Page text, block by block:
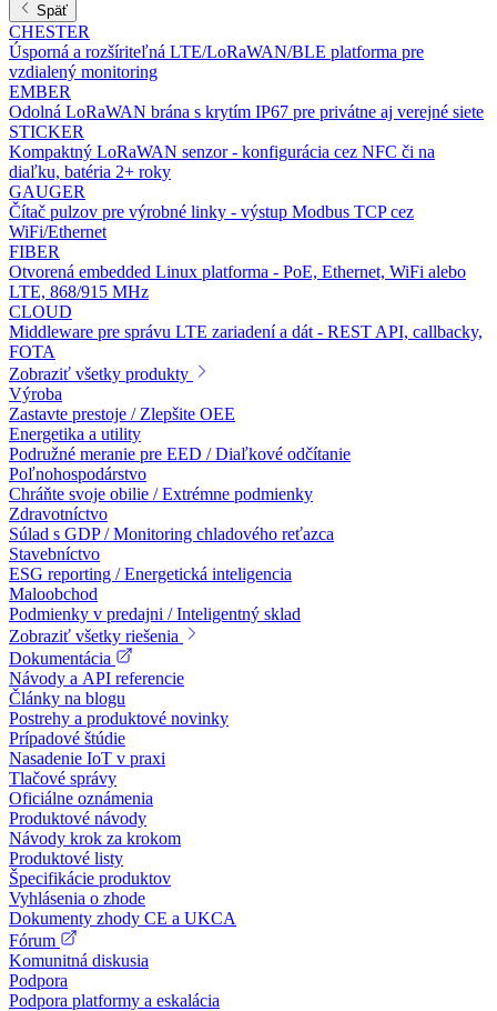
Späť
CHESTER
Úsporná a rozšíriteľná LTE/LoRaWAN/BLE platforma pre
vzdialený monitoring
EMBER
Odolná LoRaWAN brána s krytím IP67 pre privátne aj verejné siete
STICKER
Kompaktný LoRaWAN senzor - konfigurácia cez NFC či na
diaľku, batéria 2+ roky
GAUGER
Čítač pulzov pre výrobné linky - výstup Modbus TCP cez
WiFi/Ethernet
FIBER
Otvorená embedded Linux platforma - PoE, Ethernet, WiFi alebo
LTE, 868/915 MHz
CLOUD
Middleware pre správu LTE zariadení a dát - REST API, callbacky,
FOTA
Zobraziť všetky produkty
Výroba
Zastavte prestoje / Zlepšite OEE
Energetika a utility
Podružné meranie pre EED / Diaľkové odčítanie
Poľnohospodárstvo
Chráňte svoje obilie / Extrémne podmienky
Zdravotníctvo
Súlad s GDP / Monitoring chladového reťazca
Stavebníctvo
ESG reporting / Energetická inteligencia
Maloobchod
Podmienky v predajni / Inteligentný sklad
Zobraziť všetky riešenia
Dokumentácia
Návody a API referencie
Články na blogu
Postrehy a produktové novinky
Prípadové štúdie
Nasadenie IoT v praxi
Tlačové správy
Oficiálne oznámenia
Produktové návody
Návody krok za krokom
Produktové listy
Špecifikácie produktov
Vyhlásenia o zhode
Dokumenty zhody CE a UKCA
Fórum
Komunitná diskusia
Podpora
Podpora platformy a eskalácia